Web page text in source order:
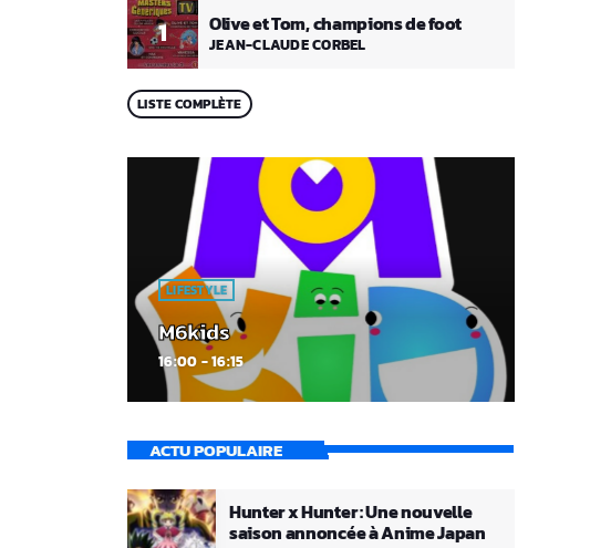
1 Olive et Tom, champions de foot
JEAN-CLAUDE CORBEL
LISTE COMPLÈTE
LIFESTYLE
M6kids
16:00 - 16:15
ACTU POPULAIRE
Hunter x Hunter : Une nouvelle
saison annoncée à Anime Japan